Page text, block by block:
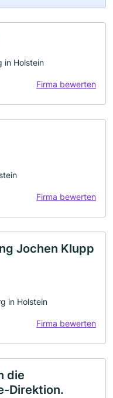
in Holstein
Firma bewerten
Firma bewerten
Jochen Klupp
in Holstein
Firma bewerten
die
Direktion.